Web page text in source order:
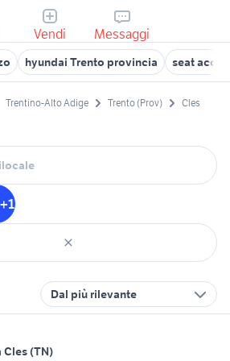
Vendi Messaggi
hyundai Trento provincia seat
Trentino-Alto Adige Trento (Prov) Cles
Dal più rilevante
Cles (TN)